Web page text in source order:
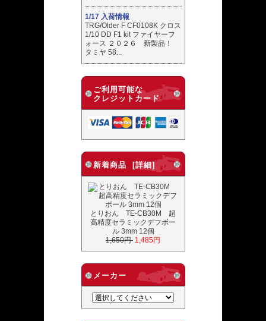
1/17 入荷情報
TRG/Older F CF0108K クロス
1/10 DD F1 kit ファイヤーフ
ォース ２０２６ 新製品！
タミヤ 58...
ご利用可能な
クレジットカード
新着商品 [詳細]
とりおん TE-CB30M 超
高精度セラミックデフボー
ル 3mm 12個
1,650円 1,485円
メーカー